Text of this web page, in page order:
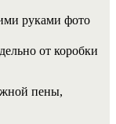
от коробки
пены,